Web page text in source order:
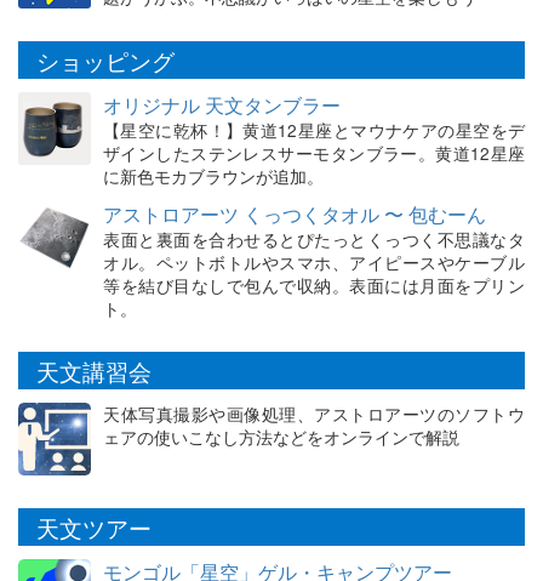
ショッピング
オリジナル 天文タンブラー
【星空に乾杯！】黄道12星座とマウナケアの星空をデ
ザインしたステンレスサーモタンブラー。黄道12星座
に新色モカブラウンが追加。
アストロアーツ くっつくタオル 〜 包むーん
表面と裏面を合わせるとぴたっとくっつく不思議なタ
オル。ペットボトルやスマホ、アイピースやケーブル
等を結び目なしで包んで収納。表面には月面をプリン
ト。
天文講習会
天体写真撮影や画像処理、アストロアーツのソフトウ
ェアの使いこなし方法などをオンラインで解説
天文ツアー
モンゴル「星空」ゲル・キャンプツアー